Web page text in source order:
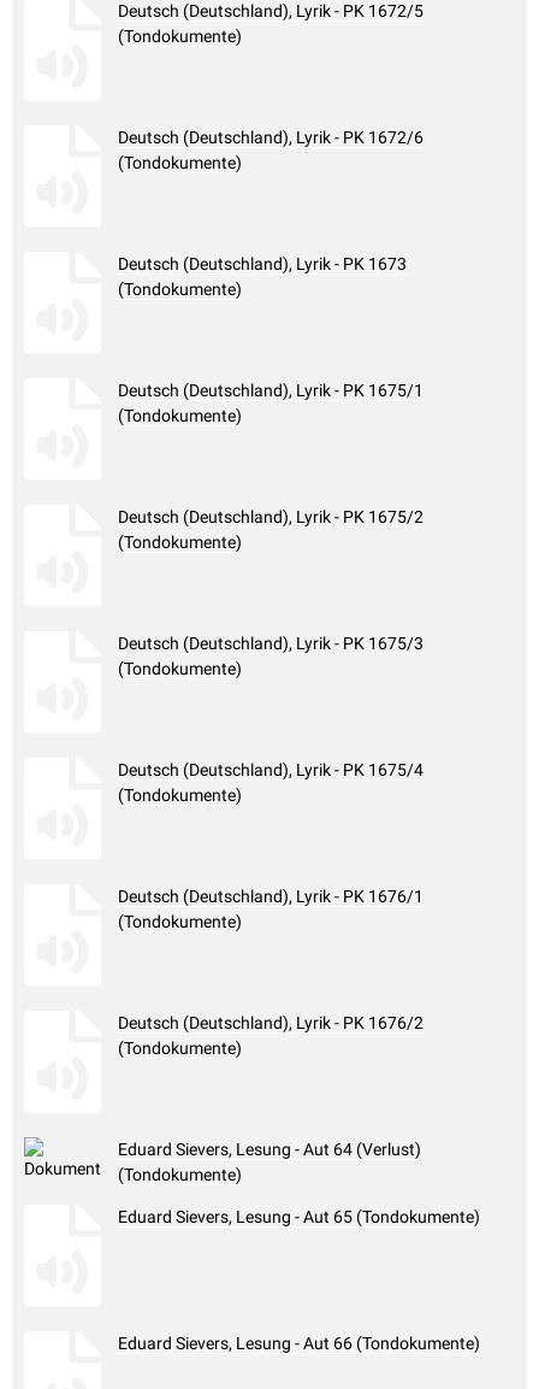
Deutsch (Deutschland), Lyrik - PK 1672/5
(Tondokumente)
Deutsch (Deutschland), Lyrik - PK 1672/6
(Tondokumente)
Deutsch (Deutschland), Lyrik - PK 1673
(Tondokumente)
Deutsch (Deutschland), Lyrik - PK 1675/1
(Tondokumente)
Deutsch (Deutschland), Lyrik - PK 1675/2
(Tondokumente)
Deutsch (Deutschland), Lyrik - PK 1675/3
(Tondokumente)
Deutsch (Deutschland), Lyrik - PK 1675/4
(Tondokumente)
Deutsch (Deutschland), Lyrik - PK 1676/1
(Tondokumente)
Deutsch (Deutschland), Lyrik - PK 1676/2
(Tondokumente)
Eduard Sievers, Lesung - Aut 64 (Verlust)
(Tondokumente)
Eduard Sievers, Lesung - Aut 65 (Tondokumente)
Eduard Sievers, Lesung - Aut 66 (Tondokumente)